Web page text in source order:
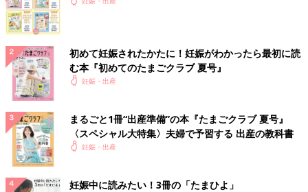
初めて妊娠されたかたに！妊娠がわかったら最初に読
む本『初めてのたまごクラブ 夏号』
妊娠・出産
まるごと1冊“出産準備”の本『たまごクラブ 夏号』
〈スペシャル大特集〉夫婦で予習する 出産の教科書
妊娠・出産
妊娠中に読みたい！3冊の「たまひよ」